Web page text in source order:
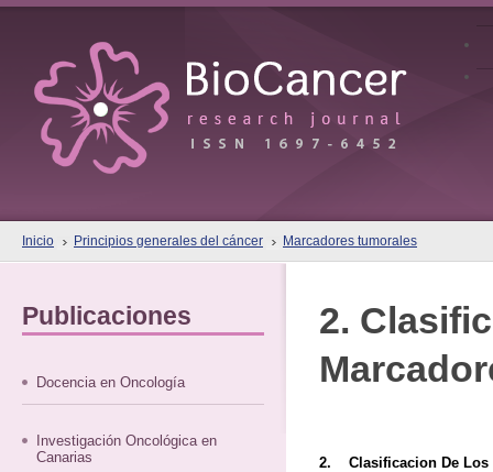
Inicio Principios generales del cáncer Marcadores tumorales
Publicaciones
Docencia en Oncología
Investigación Oncológica en
Canarias
2.
2. Clasificacion De Los